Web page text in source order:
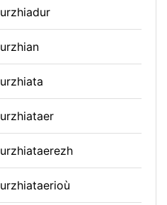
urzhiadur
urzhian
urzhiata
urzhiataer
urzhiataerezh
urzhiataerioù